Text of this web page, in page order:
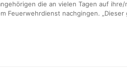
die an vielen Tagen auf ihre/
Feuerwehrdienst nachgingen. „Dieser